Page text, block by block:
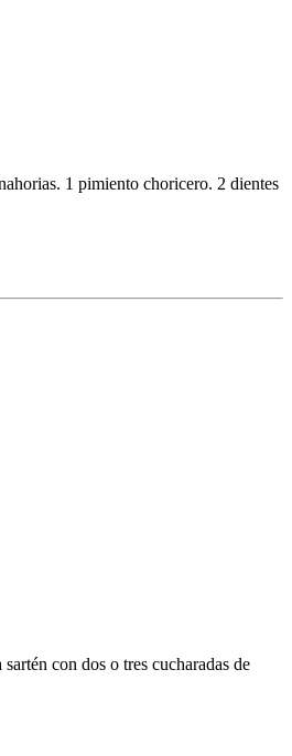
1 pimiento choricero. 2 dientes
con dos o tres cucharadas de